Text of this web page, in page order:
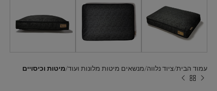
עמוד הבית ציוד נלווה מנשאים מיטות מלונות ועוד מיטות וכיסויים